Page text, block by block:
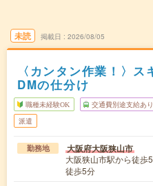
未読 掲載日 2026/08/05
〈カンタン作業！〉
DMの仕分け
職種未経験OK 交通費別途支給あり
派遣
勤務地 大阪府大阪狭山市
大阪狭山市駅から徒歩
徒歩5分